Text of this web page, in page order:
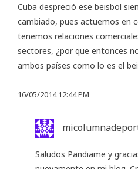
Cuba despreció ese beisbol
cambiado, pues actuemos en
tenemos relaciones
sectores, ¿por que entonces
ambos países como lo es el
16/05/2014 12:44 PM
Saludos Pandiame y